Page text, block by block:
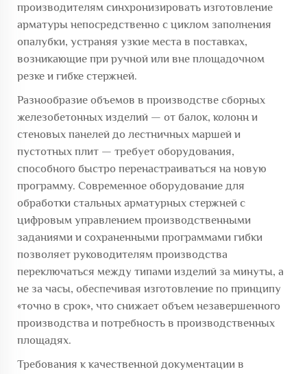
производителям синхронизировать изготовление
арматуры непосредственно с циклом заполнения
опалубки, устраняя узкие места в поставках,
возникающие при ручной или вне площадочном
резке и гибке стержней.
Разнообразие объемов в производстве сборных
железобетонных изделий — от балок, колонн и
стеновых панелей до лестничных маршей и
пустотных плит — требует оборудования,
способного быстро перенастраиваться на новую
программу. Современное оборудование для
обработки стальных арматурных стержней с
цифровым управлением производственными
заданиями и сохраненными программами гибки
позволяет руководителям производства
переключаться между типами изделий за минуты, а
не за часы, обеспечивая изготовление по принципу
«точно в срок», что снижает объем незавершенного
производства и потребность в производственных
площадях.
Требования к качественной документации в